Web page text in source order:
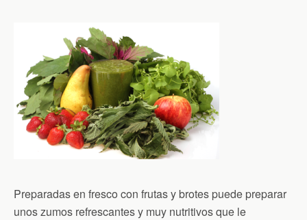
Preparadas en fresco con frutas y brotes puede preparar
unos zumos refrescantes y muy nutritivos que le